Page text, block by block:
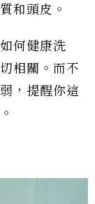
和頭皮。
何健康洗
相關。而不
，提醒你這